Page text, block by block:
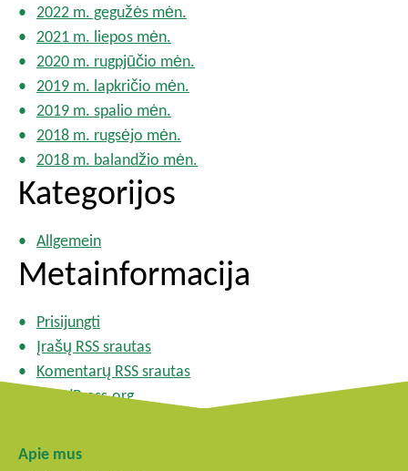
2022 m. gegužės mėn.
2021 m. liepos mėn.
2020 m. rugpjūčio mėn.
2019 m. lapkričio mėn.
2019 m. spalio mėn.
2018 m. rugsėjo mėn.
2018 m. balandžio mėn.
Kategorijos
Allgemein
Metainformacija
Prisijungti
Įrašų RSS srautas
Komentarų RSS srautas
WordPress.org
Apie mus